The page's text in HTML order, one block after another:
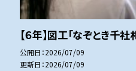
【６年】図工「なぞとき千社
公開日 2026/07/09
更新日 2026/07/09